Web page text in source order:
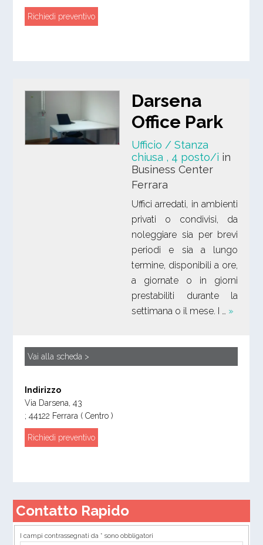
Richiedi preventivo
Darsena
Office Park
Ufficio / Stanza
chiusa , 4 posto/i in
Business Center
Ferrara
Uffici arredati, in ambienti
privati o condivisi, da
noleggiare sia per brevi
periodi e sia a lungo
termine, disponibili a ore,
a giornate o in giorni
prestabiliti durante la
settimana o il mese. I … »
Vai alla scheda >
Indirizzo
Via Darsena, 43
;44122 Ferrara ( Centro )
Richiedi preventivo
Contatto Rapido
I campi contrassegnati da * sono obbligatori